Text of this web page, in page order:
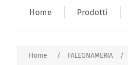
Home Prodotti
Home / FALEGNAMERIA /